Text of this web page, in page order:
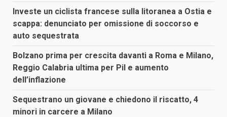
Investe un ciclista francese sulla litoranea a Ostia e
scappa: denunciato per omissione di soccorso e
auto sequestrata
Bolzano prima per crescita davanti a Roma e Milano,
Reggio Calabria ultima per Pil e aumento
dell’inflazione
Sequestrano un giovane e chiedono il riscatto, 4
minori in carcere a Milano